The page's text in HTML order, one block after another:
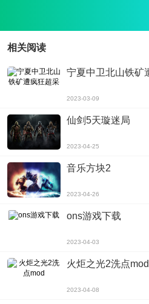
家无论是挑战关卡还是无尽模式都能够找
享受在游戏中的胜利带来的成就感。
这款游戏app最为独特的地方，是它将传统
让玩家因此能够更加迎合个人的习惯和喜好
总结
总之，“欢乐爆破”这款游戏app再次赋予了
解，不仅如此，它的多种模式和丰富的功能
享受这场无尽的游戏乐趣，就算是跟朋友
欢消除类游戏，那你绝对不能错过这款游戏
相关阅读
宁夏中卫北山铁矿
2023-03-09
仙剑5天璇迷局
2023-04-25
音乐方块2
2023-04-26
ons游戏下载
2023-04-03
火炬之光2洗点mod
2023-04-08